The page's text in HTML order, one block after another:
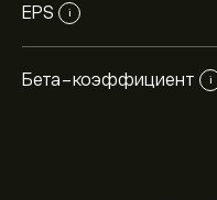
EPS i
Бета-коэффициент i